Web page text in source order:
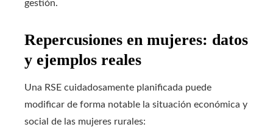
gestión.
Repercusiones en mujeres: datos
y ejemplos reales
Una RSE cuidadosamente planificada puede
modificar de forma notable la situación económica y
social de las mujeres rurales: